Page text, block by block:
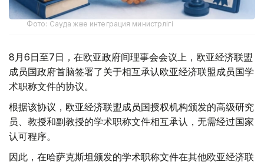
Фото: Сауда және интеграция министрлігі
8月6日至7日，在欧亚政府间理事会会议上，欧亚经济联盟
成员国政府首脑签署了关于相互承认欧亚经济联盟成员国学
术职称文件的协议。
根据该协议，欧亚经济联盟成员国授权机构颁发的高级研究
员、教授和副教授的学术职称文件相互承认，无需经过国家
认可程序。
因此，在哈萨克斯坦颁发的学术职称文件在其他欧亚经济联